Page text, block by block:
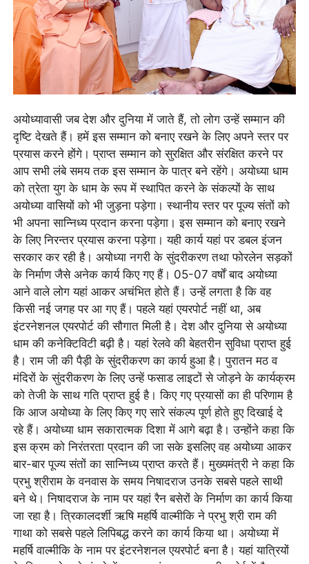
अयोध्यावासी जब देश और दुनिया में जाते हैं, तो लोग उन्हें सम्मान की
दृष्टि देखते हैं। हमें इस सम्मान को बनाए रखने के लिए अपने स्तर पर
प्रयास करने होंगे। प्राप्त सम्मान को सुरक्षित और संरक्षित करने पर
आप सभी लंबे समय तक इस सम्मान के पात्र बने रहेंगे। अयोध्या धाम
को त्रेता युग के धाम के रूप में स्थापित करने के संकल्पों के साथ
अयोध्या वासियों को भी जुड़ना पड़ेगा। स्थानीय स्तर पर पूज्य संतों को
भी अपना सान्निध्य प्रदान करना पड़ेगा। इस सम्मान को बनाए रखने
के लिए निरन्तर प्रयास करना पड़ेगा। यही कार्य यहां पर डबल इंजन
सरकार कर रही है। अयोध्या नगरी के सुंदरीकरण तथा फोरलेन सड़कों
के निर्माण जैसे अनेक कार्य किए गए हैं। 05-07 वर्षाें बाद अयोध्या
आने वाले लोग यहां आकर अचंभित होते हैं। उन्हें लगता है कि वह
किसी नई जगह पर आ गए हैं। पहले यहां एयरपोर्ट नहीं था, अब
इंटरनेशनल एयरपोर्ट की सौगात मिली है। देश और दुनिया से अयोध्या
धाम की कनेक्टिविटी बढ़ी है। यहां रेलवे की बेहतरीन सुविधा प्राप्त हुई
है। राम जी की पैड़ी के सुंदरीकरण का कार्य हुआ है। पुरातन मठ व
मंदिरों के सुंदरीकरण के लिए उन्हें फसाड लाइटों से जोड़ने के कार्यक्रम
को तेजी के साथ गति प्राप्त हुई है। किए गए प्रयासों का ही परिणाम है
कि आज अयोध्या के लिए किए गए सारे संकल्प पूर्ण होते हुए दिखाई दे
रहे हैं। अयोध्या धाम सकारात्मक दिशा में आगे बढ़ा है। उन्होंने कहा कि
इस क्रम को निरंतरता प्रदान की जा सके इसलिए वह अयोध्या आकर
बार-बार पूज्य संतों का सान्निध्य प्राप्त करते हैं। मुख्यमंत्री ने कहा कि
प्रभु श्रीराम के वनवास के समय निषादराज उनके सबसे पहले साथी
बने थे। निषादराज के नाम पर यहां रैन बसेरों के निर्माण का कार्य किया
जा रहा है। त्रिकालदर्शी ऋषि महर्षि वाल्मीकि ने प्रभु श्री राम की
गाथा को सबसे पहले लिपिबद्ध करने का कार्य किया था। अयोध्या में
महर्षि वाल्मीकि के नाम पर इंटरनेशनल एयरपोर्ट बना है। यहां यात्रियों